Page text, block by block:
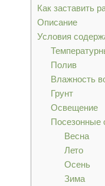
Как заставить
Описание
Условия
Полив
Влажность
Грунт
Освещение
Посезонные
Весна
Лето
Осень
Зима